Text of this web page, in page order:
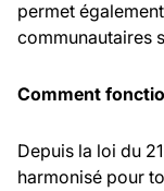
permet
communautaires
Comment
Depuis la loi du
harmonisé pour